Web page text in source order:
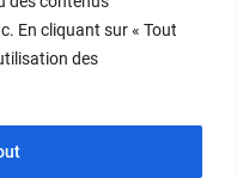
En cliquant sur « Tout
des